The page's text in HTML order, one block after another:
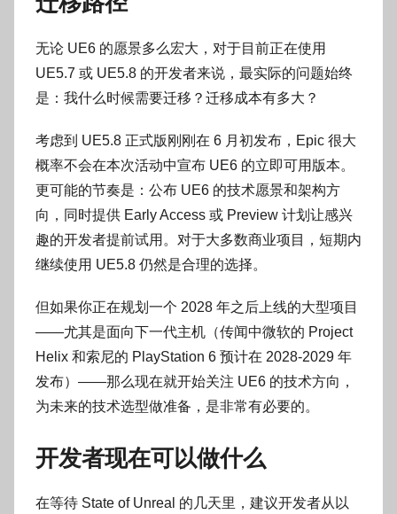
无论 UE6 的愿景多么宏大，对于目前正在使用
UE5.7 或 UE5.8 的开发者来说，最实际的问题始终
是：我什么时候需要迁移？迁移成本有多大？
考虑到 UE5.8 正式版刚刚在 6 月初发布，Epic 很大
概率不会在本次活动中宣布 UE6 的立即可用版本。
更可能的节奏是：公布 UE6 的技术愿景和架构方
向，同时提供 Early Access 或 Preview 计划让感兴
趣的开发者提前试用。对于大多数商业项目，短期内
继续使用 UE5.8 仍然是合理的选择。
但如果你正在规划一个 2028 年之后上线的大型项目
——尤其是面向下一代主机（传闻中微软的 Project
Helix 和索尼的 PlayStation 6 预计在 2028-2029 年
发布）——那么现在就开始关注 UE6 的技术方向，
为未来的技术选型做准备，是非常有必要的。
开发者现在可以做什么
在等待 State of Unreal 的几天里，建议开发者从以